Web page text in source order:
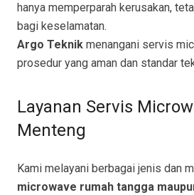
hanya memperparah kerusakan,
bagi keselamatan.
Argo Teknik menangani servis
prosedur yang aman dan standar
Layanan Servis
Menteng
Kami melayani berbagai jenis dan
microwave rumah tangga